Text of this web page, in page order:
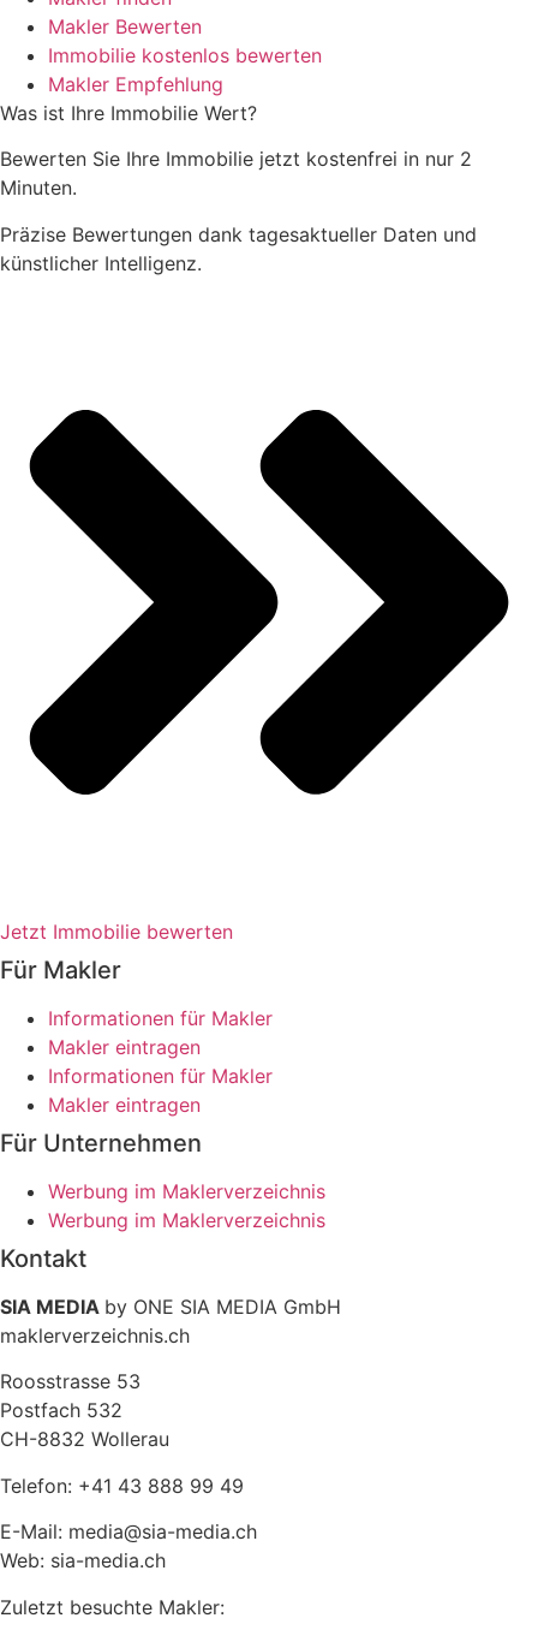
Makler Bewerten
Immobilie kostenlos bewerten
Makler Empfehlung
Was ist Ihre Immobilie Wert?
Bewerten Sie Ihre Immobilie jetzt kostenfrei in nur 2
Minuten.
Präzise Bewertungen dank tagesaktueller Daten und
künstlicher Intelligenz.
Jetzt Immobilie bewerten
Für Makler
Informationen für Makler
Makler eintragen
Informationen für Makler
Makler eintragen
Für Unternehmen
Werbung im Maklerverzeichnis
Werbung im Maklerverzeichnis
Kontakt
SIA MEDIA by ONE SIA MEDIA GmbH
maklerverzeichnis.ch
Roosstrasse 53
Postfach 532
CH-8832 Wollerau
Telefon: +41 43 888 99 49
E-Mail: media@sia-media.ch
Web: sia-media.ch
Zuletzt besuchte Makler: